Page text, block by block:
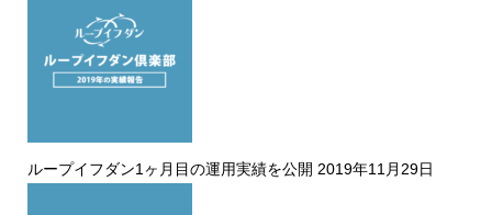
ループイフダン1ヶ月目の運用実績を公開 2019年11月29日